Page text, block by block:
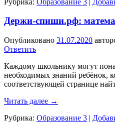
Держи-спиши.рф:
Опубликовано 31.07.2020
Ответить
Каждому школьнику могут
необходимых знаний ребёнок,
соответствующей странице
Читать далее →
Рубрика: Образование 3 |